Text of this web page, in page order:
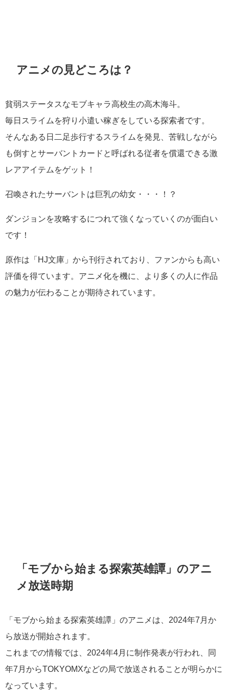
アニメの見どころは？
貧弱ステータスなモブキャラ高校生の高木海斗。
毎日スライムを狩り小遣い稼ぎをしている探索者です。
そんなある日二足歩行するスライムを発見、苦戦しながら
も倒すとサーバントカードと呼ばれる従者を償還できる激
レアアイテムをゲット！
召喚されたサーバントは巨乳の幼女・・・！？
ダンジョンを攻略するにつれて強くなっていくのが面白い
です！
原作は「HJ文庫」から刊行されており、ファンからも高い
評価を得ています。アニメ化を機に、より多くの人に作品
の魅力が伝わることが期待されています。
「モブから始まる探索英雄譚」のアニ
メ放送時期
「モブから始まる探索英雄譚」のアニメは、2024年7月か
ら放送が開始されます。
これまでの情報では、2024年4月に制作発表が行われ、同
年7月からTOKYOMXなどの局で放送されることが明らかに
なっています。